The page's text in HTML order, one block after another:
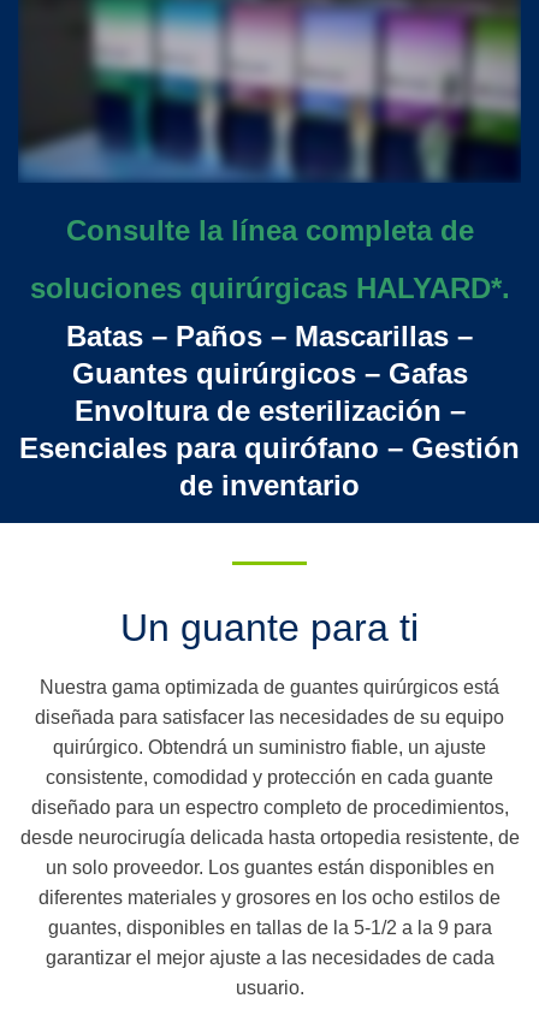
Consulte la línea completa de
soluciones quirúrgicas HALYARD*.
Batas – Paños – Mascarillas –
Guantes quirúrgicos – Gafas
Envoltura de esterilización –
Esenciales para quirófano – Gestión
de inventario
Un guante para ti
Nuestra gama optimizada de guantes quirúrgicos está
diseñada para satisfacer las necesidades de su equipo
quirúrgico. Obtendrá un suministro fiable, un ajuste
consistente, comodidad y protección en cada guante
diseñado para un espectro completo de procedimientos,
desde neurocirugía delicada hasta ortopedia resistente, de
un solo proveedor. Los guantes están disponibles en
diferentes materiales y grosores en los ocho estilos de
guantes, disponibles en tallas de la 5-1/2 a la 9 para
garantizar el mejor ajuste a las necesidades de cada
usuario.